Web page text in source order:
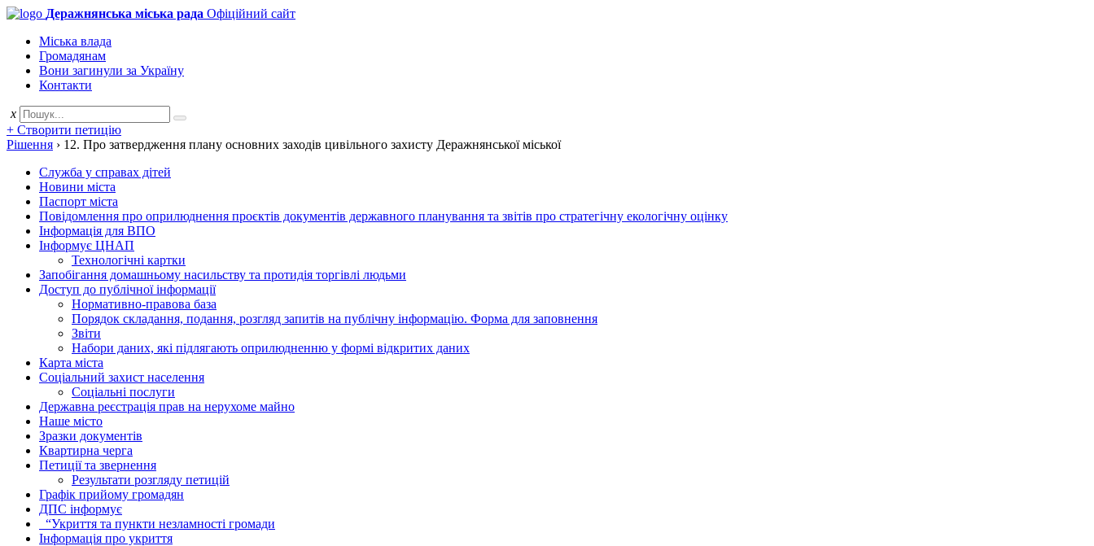
Деражнянська міська рада Офіційний сайт
Міська влада
Громадянам
Вони загинули за Україну
Контакти
x
+ Створити петицію
Рішення › 12. Про затвердження плану основних заходів цивільного захисту Деражнянської міської
Служба у справах дітей
Новини міста
Паспорт міста
Повідомлення про оприлюднення проєктів документів державного планування та звітів про стратегічну екологічну оцінку
Інформація для ВПО
Інформує ЦНАП
Технологічні картки
Запобігання домашньому насильству та протидія торгівлі людьми
Доступ до публічної інформації
Нормативно-правова база
Порядок складання, подання, розгляд запитів на публічну інформацію. Форма для заповнення
Звіти
Набори даних, які підлягають оприлюдненню у формі відкритих даних
Карта міста
Соціальний захист населення
Соціальні послуги
Державна реєстрація прав на нерухоме майно
Наше місто
Зразки документів
Квартирна черга
Петиції та звернення
Результати розгляду петицій
Графік прийому громадян
ДПС інформує
“Укриття та пункти незламності громади
Інформація про укриття